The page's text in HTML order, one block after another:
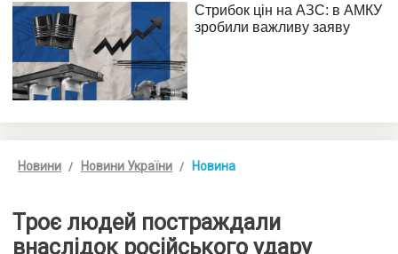
Новини Новини України Новина
Троє людей постраждали
внаслідок російського удару